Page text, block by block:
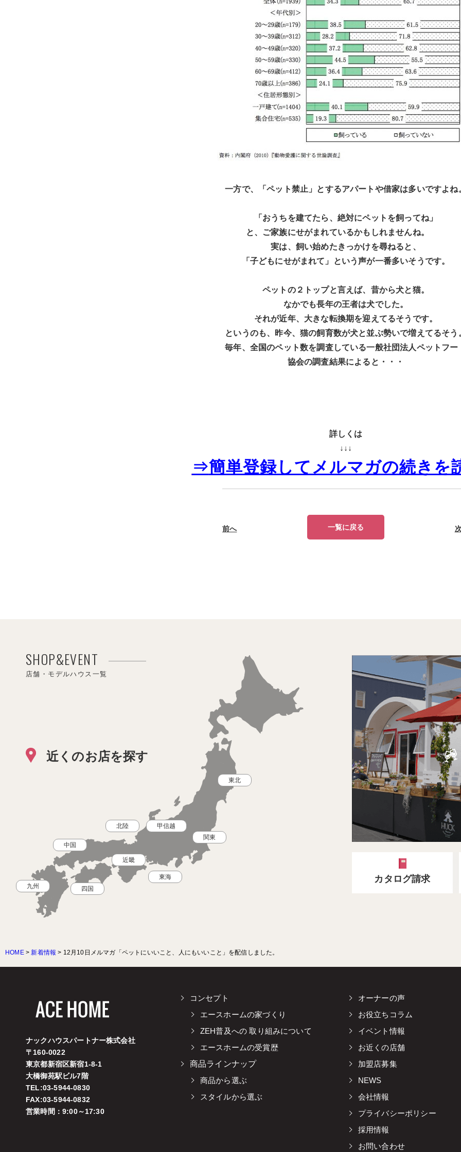
一方で、「ペット禁止」とするアパートや借家は多いですよね
「おうちを建てたら、絶対にペットを飼ってね」
と、ご家族にせがまれているかもしれませんね。
実は、飼い始めたきっかけを尋ねると、
「子どもにせがまれて」
という声が一番多いそうです。
ペットの２トップと言えば、昔から犬と猫。
なかでも長年の王者は犬でした。
それが近年、大きな転換期を迎えてるそうです。
というのも、昨今、猫の飼育数が犬と並ぶ勢いで増えてるそう
毎年、全国のペット数を調査している一般社団法人ペットフー
協会の調査結果によると・・・
詳しくは
↓↓↓
⇒簡単登録してメルマガの続きを
前へ 一覧に戻る
SHOP&EVENT
店舗・モデルハウス一覧
近くのお店を探す
東北
甲信越
北陸
関東
東海
近畿
中国
四国
九州
カタログ請求
HOME>新着情報 > 12月10日メルマガ「ペットにいいこと、人にもいいこと」を配信しました。
ナックハウスパートナー株式会社
〒160-0022
東京都新宿区新宿1-8-1
大橋御苑駅ビル7階
TEL:03-5944-0830
FAX:03-5944-0832
営業時間：9:00～17:30
コンセプト
エースホームの家づくり
ZEH普及への 取り組みについて
エースホームの受賞歴
商品ラインナップ
商品から選ぶ
スタイルから選ぶ
オーナーの声
お役立ちコラム
イベント情報
お近くの店舗
加盟店募集
NEWS
会社情報
プライバシーポリシー
採用情報
お問い合わせ